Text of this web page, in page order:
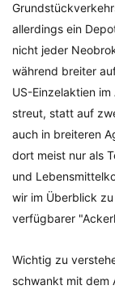
allerdings ein
nicht jeder
während breiter
US-Einzelaktien
streut, statt auf
auch in breiteren
dort meist nur als
und
wir im Überblick zu
verfügbarer
Wichtig zu
schwankt mit dem